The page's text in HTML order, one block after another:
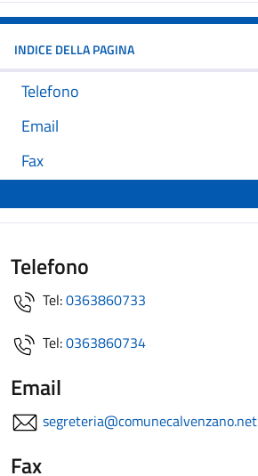
INDICE DELLA PAGINA
Telefono
Email
Fax
Telefono
Tel:0363860733
Tel:0363860734
Email
segreteria@comunecalvenzano.net
Fax